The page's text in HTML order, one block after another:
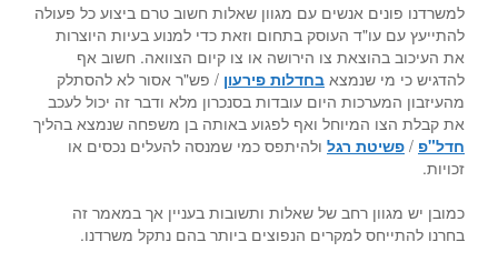
למשרדנו פונים אנשים עם מגוון שאלות חשוב טרם ביצוע כל פעולה
להתייעץ עם עו"ד העוסק בתחום וזאת כדי למנוע בעיות היוצרות
את העיכוב בהוצאת צו הירושה או צו קיום הצוואה. חשוב אף
להדגיש כי מי שנמצא בחדלות פירעון / פש"ר אסור לא להסתלק
מהעיזבון המערכות היום עובדות בסנכרון מלא ודבר זה יכול לעכב
את קבלת הצו המיוחל ואף לפגוע באותה בן משפחה שנמצא בהליך
חדל"פ / פשיטת רגל ולהיתפס כמי שמנסה להעלים נכסים או
זכויות.
כמובן יש מגוון רחב של שאלות ותשובות בעניין אך במאמר זה
בחרנו להתייחס למקרים הנפוצים ביותר בהם נתקל משרדנו.